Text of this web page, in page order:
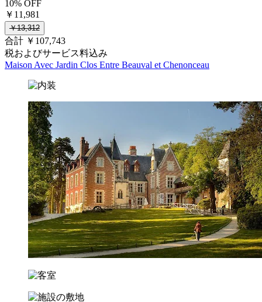
10% OFF
￥11,981
￥13,312
合計 ￥107,743
税およびサービス料込み
Maison Avec Jardin Clos Entre Beauval et Chenonceau